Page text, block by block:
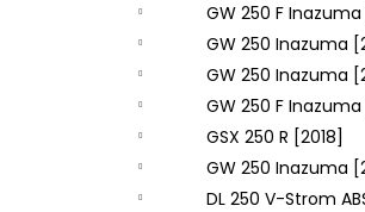
GW 250 F Inazuma
GW 250 Inazuma
GW 250 Inazuma
GW 250 F Inazuma
GSX 250 R [2018]
GW 250 Inazuma
DL 250 V-Strom